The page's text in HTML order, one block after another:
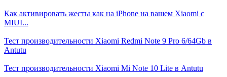
Как активировать жесты как на iPhone на вашем Xiaomi с
MIUI...
Тест производительности Xiaomi Redmi Note 9 Pro 6/64Gb в
Antutu
Тест производительности Xiaomi Mi Note 10 Lite в Antutu